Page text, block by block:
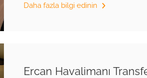
Daha fazla bilgi edinin
Ercan Havalimanı